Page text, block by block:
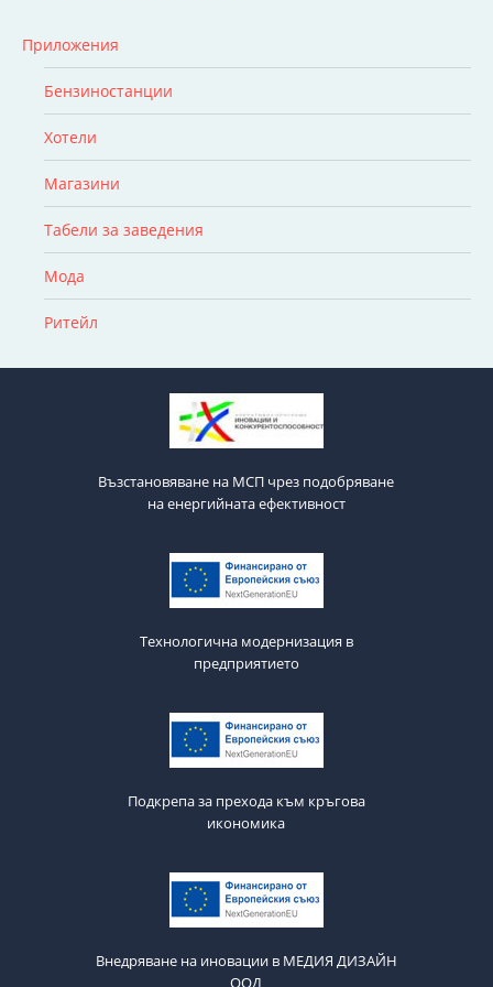
Приложения
Бензиностанции
Хотели
Магазини
Табели за заведения
Мода
Ритейл
Възстановяване на МСП чрез подобряване
на енергийната ефективност
Технологична модернизация в
предприятието
Подкрепа за прехода към кръгова
икономика
Внедряване на иновации в МЕДИЯ ДИЗАЙН
ООД